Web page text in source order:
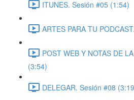
ITUNES. Sesión #05 (1:54)
ARTES PARA TU
POST WEB Y NOTAS DE
(3:54)
DELEGAR. Sesión #08